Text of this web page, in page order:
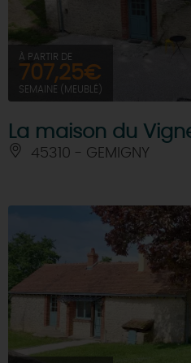
À PARTIR DE
707,25€
SEMAINE (MEUBLÉ)
La maison du
45310 - GEMIGNY